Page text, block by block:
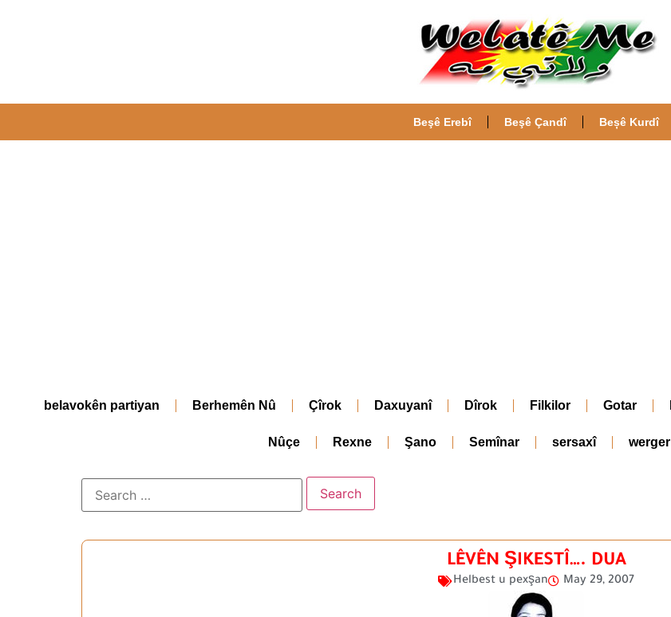
Beşê Erebî Beşê Çandî Beșê Kurdî
belavokên partiyan Berhemên Nû Çîrok Daxuyanî Dîrok Filkilor Gotar
Nûçe Rexne Şano Semînar sersaxî werger
LÊVÊN ŞIKESTÎ…. DUA
Helbest u pexşan May 29, 2007